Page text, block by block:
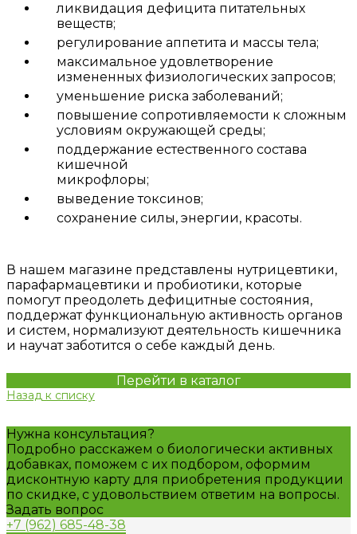
ликвидация дефицита питательных
веществ;
регулирование аппетита и массы тела;
максимальное удовлетворение
измененных физиологических запросов;
уменьшение риска заболеваний;
повышение сопротивляемости к сложным
условиям окружающей среды;
поддержание естественного состава
кишечной
микрофлоры;
выведение токсинов;
сохранение силы, энергии, красоты.
В нашем магазине представлены нутрицевтики,
парафармацевтики и пробиотики, которые
помогут преодолеть дефицитные состояния,
поддержат функциональную активность органов
и систем, нормализуют деятельность кишечника
и научат заботится о себе каждый день.
Перейти в каталог
Назад к списку
Нужна консультация?
Подробно расскажем о биологически активных
добавках, поможем с их подбором, оформим
дисконтную карту для приобретения продукции
по скидке, с удовольствием ответим на вопросы.
Задать вопрос
+7 (962) 685-48-38